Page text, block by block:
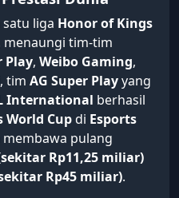
liga Honor of Kings
menaungi tim-tim
Play, Weibo Gaming,
tim AG Super Playyang
International berhasil
World Cupdi Esports
membawa pulang
Rp11,25 miliar)
Rp45 miliar).